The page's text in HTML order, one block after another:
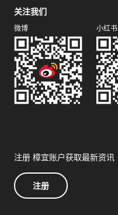
关注我们
微博 小红书
注册 樟宜账户获取最新资讯
注册